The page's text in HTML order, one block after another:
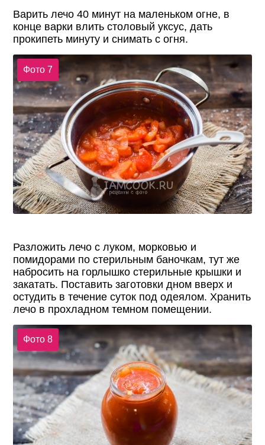
Варить лечо 40 минут на маленьком огне, в
конце варки влить столовый уксус, дать
прокипеть минуту и снимать с огня.
Фото 7
Разложить лечо с луком, морковью и
помидорами по стерильным баночкам, тут же
набросить на горлышко стерильные крышки и
закатать. Поставить заготовки дном вверх и
остудить в течение суток под одеялом. Хранить
лечо в прохладном темном помещении.
Фото 8